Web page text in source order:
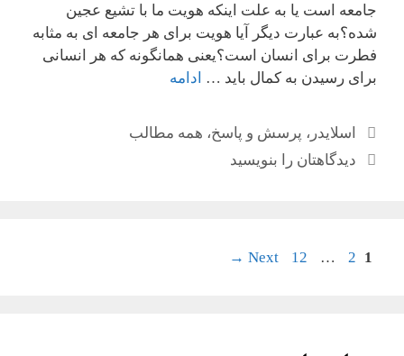
جامعه است یا به علت اینکه هویت ما با تشیع عجین
شده؟به عبارت دیگر آیا هویت برای هر جامعه ای به مثابه
فطرت برای انسان است؟یعنی همانگونه که هر انسانی
برای رسیدن به کمال باید …
ادامه
دسته‌ها
اسلایدر ، پرسش و پاسخ، همه مطالب
دیدگاهتان را بنویسید
ناوبری
Page
1
Page
2
…
Page
12
Next
→